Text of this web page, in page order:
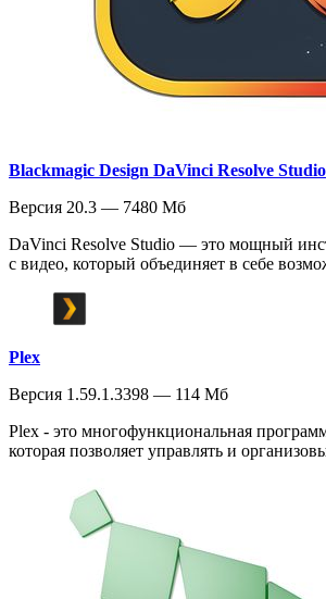
Blackmagic Design DaVinci Resolve Studio
Версия 20.3 — 7480 Мб
DaVinci Resolve Studio — это мощный
с видео, который объединяет в себе
Plex
Версия 1.59.1.3398 — 114 Мб
Plex - это многофункциональная
которая позволяет управлять и